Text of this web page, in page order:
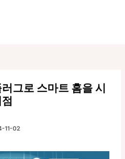
그로 스마트 홈을 시
11-02